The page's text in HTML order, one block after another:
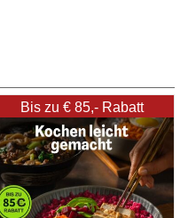
Bis zu € 85,- Rabatt